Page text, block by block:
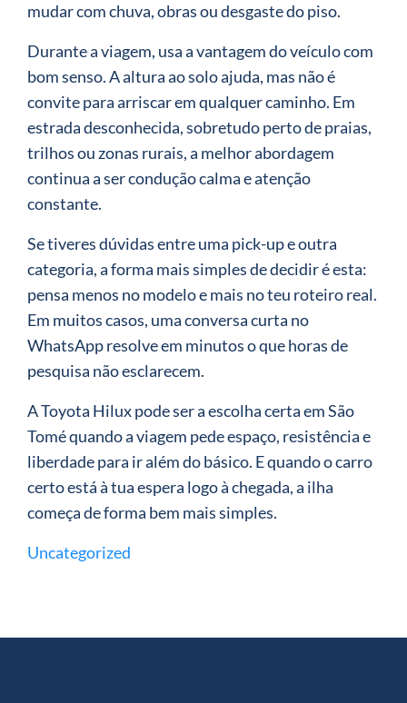
mudar com chuva, obras ou desgaste do piso.
Durante a viagem, usa a vantagem do veículo com
bom senso. A altura ao solo ajuda, mas não é
convite para arriscar em qualquer caminho. Em
estrada desconhecida, sobretudo perto de praias,
trilhos ou zonas rurais, a melhor abordagem
continua a ser condução calma e atenção
constante.
Se tiveres dúvidas entre uma pick-up e outra
categoria, a forma mais simples de decidir é esta:
pensa menos no modelo e mais no teu roteiro real.
Em muitos casos, uma conversa curta no
WhatsApp resolve em minutos o que horas de
pesquisa não esclarecem.
A Toyota Hilux pode ser a escolha certa em São
Tomé quando a viagem pede espaço, resistência e
liberdade para ir além do básico. E quando o carro
certo está à tua espera logo à chegada, a ilha
começa de forma bem mais simples.
Uncategorized